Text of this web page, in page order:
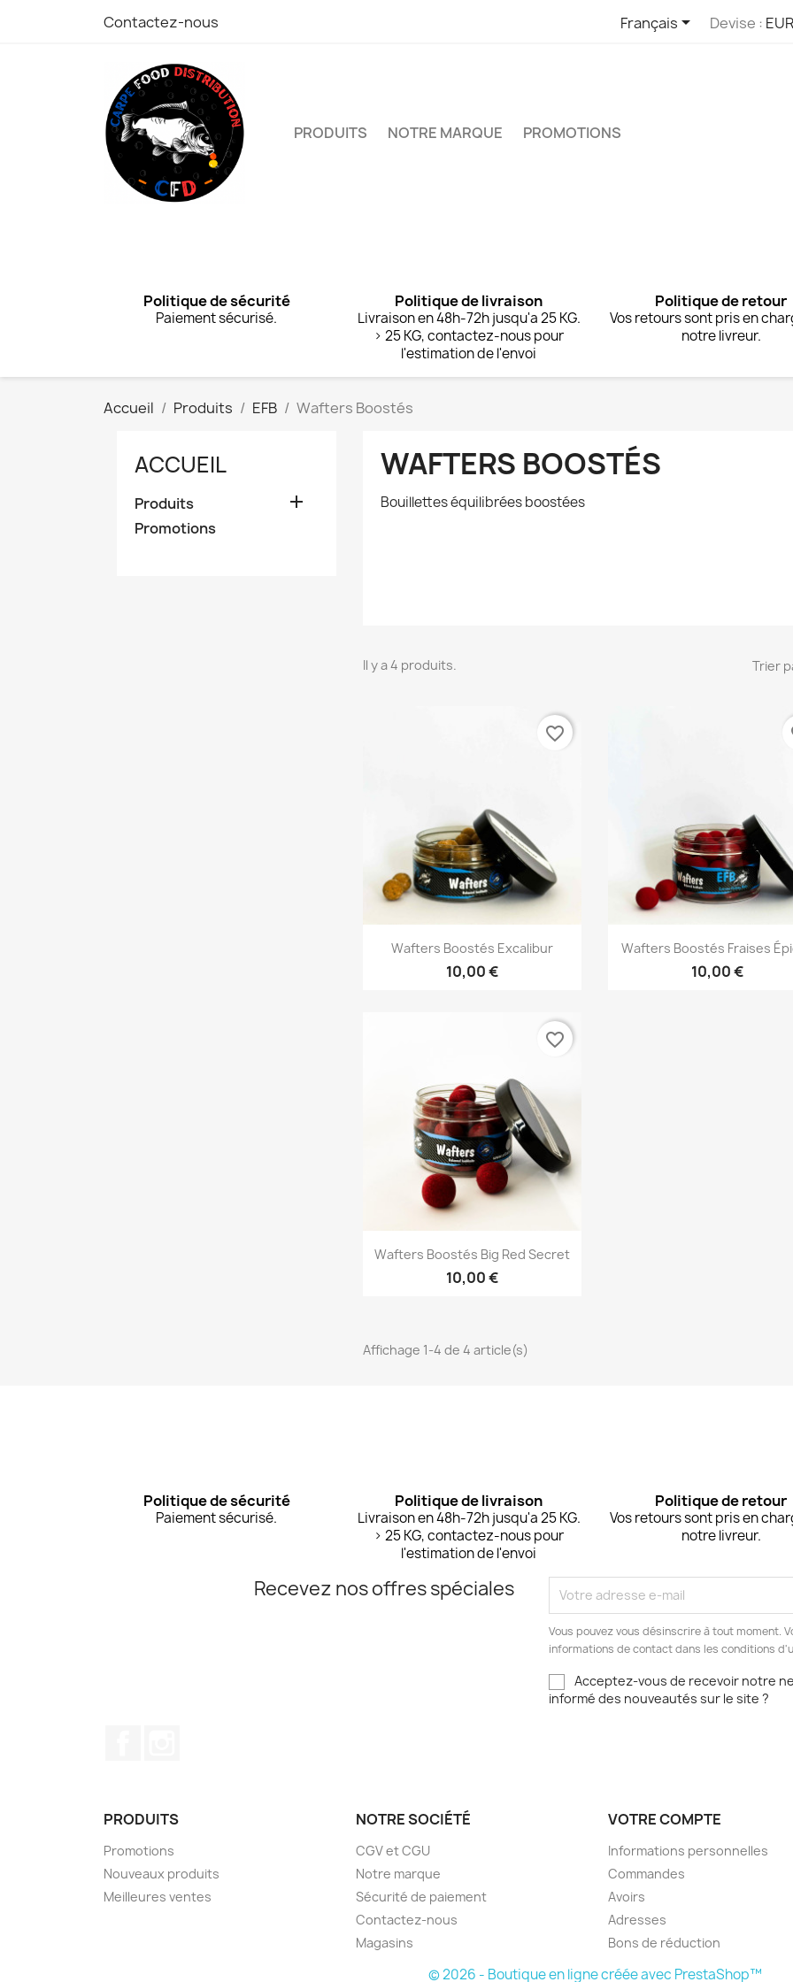
Contactez-nous Français Devise :
PRODUITS NOTRE MARQUE PROMOTIONS
Politique de sécurité
Paiement sécurisé.
Politique de livraison
Livraison en 48h-72h jusqu'a 25 KG.
> 25 KG, contactez-nous pour
l'estimation de l'envoi
Politique de retour
Vos retours sont pris en
notre livreur.
Accueil Produits EFB Wafters Boostés
ACCUEIL
Produits 
Promotions
WAFTERS BOOSTÉS
Bouillettes équilibrées boostées
Il y a 4 produits. Trier
Aperçu rapide
Wafters Boostés Excalibur
10,00 €
favorite_border
Aperçu rapide
Wafters Boostés Fraises
10,00 €
Aperçu rapide
Wafters Boostés Big Red Secret
10,00 €
favorite_border
Affichage 1-4 de 4 article(s)
Politique de sécurité
Paiement sécurisé.
Politique de livraison
Livraison en 48h-72h jusqu'a 25 KG.
> 25 KG, contactez-nous pour
l'estimation de l'envoi
Politique de retour
Vos retours sont pris en
notre livreur.
Recevez nos offres spéciales
Vous pouvez vous désinscrire à tout moment.
informations de contact dans les conditions
Acceptez-vous de recevoir notre
informé des nouveautés sur le site ?
PRODUITS
Promotions
Nouveaux produits
Meilleures ventes
NOTRE SOCIÉTÉ
CGV et CGU
Notre marque
Sécurité de paiement
Contactez-nous
Magasins
VOTRE COMPTE
Informations personnelles
Commandes
Avoirs
Adresses
Bons de réduction
© 2026 - Boutique en ligne créée avec PrestaShop™